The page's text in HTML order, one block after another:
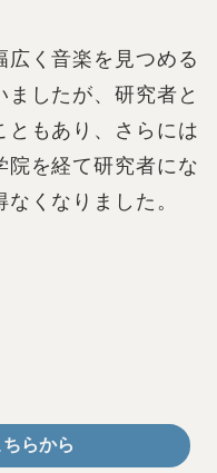
く音楽を見つめる
したが、研究者と
ともあり、さらには
院を経て研究者にな
くなりました。
らから